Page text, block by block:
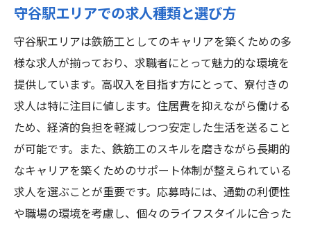
寮付き求人が提供する自由な時間の活用法
守谷駅での鉄筋工仕事とプライベートのバ
ランス
自由な時間を充実させるためのアイデア
守谷駅周辺の観光スポットと余暇の楽しみ
方
仕事以外の時間を有意義に使うためのヒン
ト
心地よい生活を築くためのリフレッシュ法
守谷駅エリアでの求人種類と選び方
守谷駅エリアは鉄筋工としてのキャリアを築くための多
様な求人が揃っており、求職者にとって魅力的な環境を
提供しています。高収入を目指す方にとって、寮付きの
求人は特に注目に値します。住居費を抑えながら働ける
ため、経済的負担を軽減しつつ安定した生活を送ること
が可能です。また、鉄筋工のスキルを磨きながら長期的
なキャリアを築くためのサポート体制が整えられている
求人を選ぶことが重要です。応募時には、通勤の利便性
や職場の環境を考慮し、個々のライフスタイルに合った